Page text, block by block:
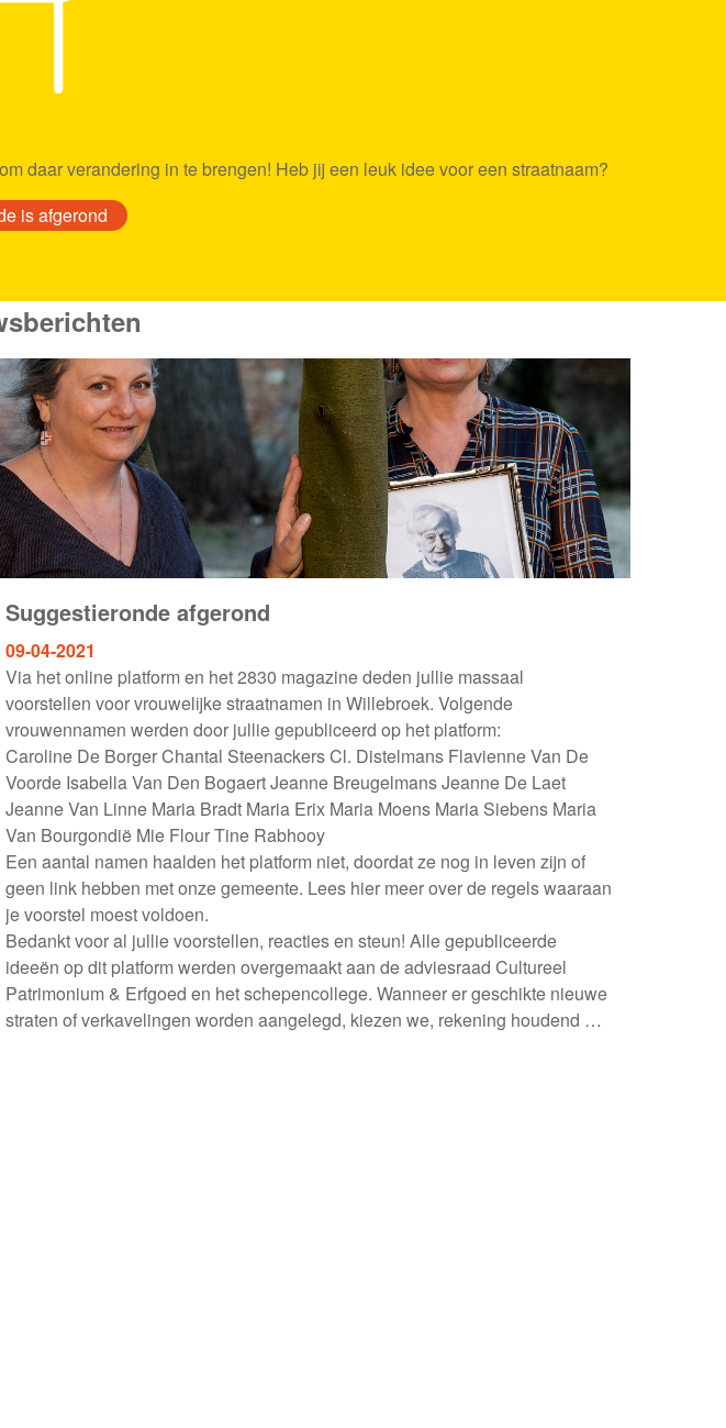
daar verandering in te brengen! Heb jij een leuk idee voor een straatnaam?
is afgerond
Suggestieronde afgerond
09-04-2021
Via het online platform en het 2830 magazine deden jullie massaal
voorstellen voor vrouwelijke straatnamen in Willebroek. Volgende
vrouwennamen werden door jullie gepubliceerd op het platform:
Caroline De Borger Chantal Steenackers Cl. Distelmans Flavienne Van De
Voorde Isabella Van Den Bogaert Jeanne Breugelmans Jeanne De Laet
Jeanne Van Linne Maria Bradt Maria Erix Maria Moens Maria Siebens Maria
Van Bourgondië Mie Flour Tine Rabhooy
Een aantal namen haalden het platform niet, doordat ze nog in leven zijn of
geen link hebben met onze gemeente. Lees hier meer over de regels waaraan
je voorstel moest voldoen.
Bedankt voor al jullie voorstellen, reacties en steun! Alle gepubliceerde
ideeën op dit platform werden overgemaakt aan de adviesraad Cultureel
Patrimonium & Erfgoed en het schepencollege. Wanneer er geschikte nieuwe
straten of verkavelingen worden aangelegd, kiezen we, rekening houdend met